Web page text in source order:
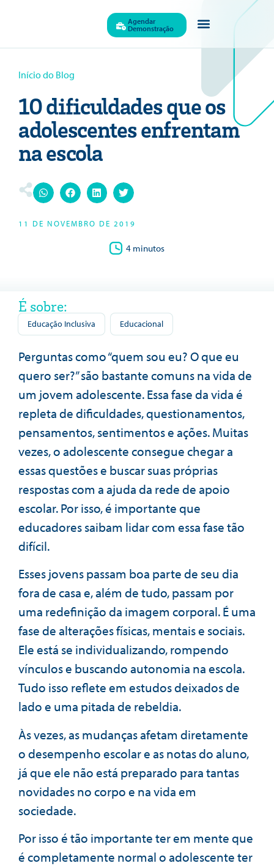
Agendar
Demonstração
Início do Blog
10 dificuldades que os
adolescentes enfrentam
na escola
11 DE NOVEMBRO DE 2019
4 minutos
É sobre:
Educação Inclusiva Educacional
Perguntas como “quem sou eu? O que eu
quero ser?” são bastante comuns na vida de
um jovem adolescente. Essa fase da vida é
repleta de dificuldades, questionamentos,
pensamentos, sentimentos e ações. Muitas
vezes, o adolescente consegue chegar a
essas questões e buscar suas próprias
respostas com a ajuda da rede de apoio
escolar. Por isso, é importante que
educadores saibam lidar com essa fase tão
difícil.
Esses jovens passam boa parte de seu dia
fora de casa e, além de tudo, passam por
uma redefinição da imagem corporal. É uma
fase de alterações físicas, mentais e sociais.
Ele está se individualizando, rompendo
vínculos e buscando autonomia na escola.
Tudo isso reflete em estudos deixados de
lado e uma pitada de rebeldia.
Às vezes, as mudanças afetam diretamente
o desempenho escolar e as notas do aluno,
já que ele não está preparado para tantas
novidades no corpo e na vida em
sociedade.
Por isso é tão importante ter em mente que
é completamente normal o adolescente ter